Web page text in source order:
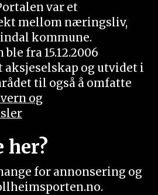
var et
mellom næringsliv,
kommune.
fra 15.12.2006
aksjeselskap og utvidet i
til også å omfatte
og
her?
for annonsering og